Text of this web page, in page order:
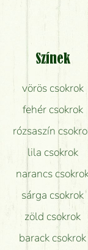
Milyen
Mit kell
Hogy
Tudok
Színek
vörös csokrok
fehér csokrok
rózsaszín
lila csokrok
narancs
sárga csokrok
zöld csokrok
barack csokrok